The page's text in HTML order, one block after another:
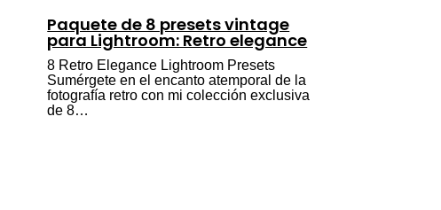
Paquete de 8 presets vintage
para Lightroom: Retro elegance
8 Retro Elegance Lightroom Presets
Sumérgete en el encanto atemporal de la
fotografía retro con mi colección exclusiva
de 8…